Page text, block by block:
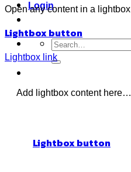
Login
Search
for:
Open any content in a lightbox
Lightbox button
Lightbox link
Add lightbox content here…
Lightbox button